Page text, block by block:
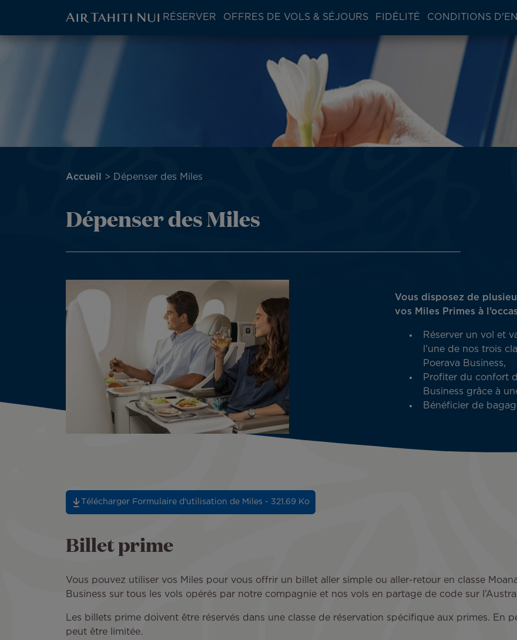
ATN:
Main
RÉSERVER OFFRES DE VOLS & SÉJOURS FIDÉLITÉ CONDITIONS
Fil
Accueil Dépenser des Miles
Dépenser des Miles
Vous disposez de
vos Miles Primes à
Réserver un vol et
l’une de nos trois
Poerava Business,
Profiter du confort
Business grâce à
Bénéficier de
Télécharger Formulaire d'utilisation de Miles - 321.69 Ko
Billet prime
Vous pouvez utiliser vos Miles pour vous offrir un billet aller simple ou aller-retour en classe
Business sur tous les vols opérés par notre compagnie et nos vols en partage de code sur
Les billets prime doivent être réservés dans une classe de réservation spécifique aux primes. En
peut être limitée.